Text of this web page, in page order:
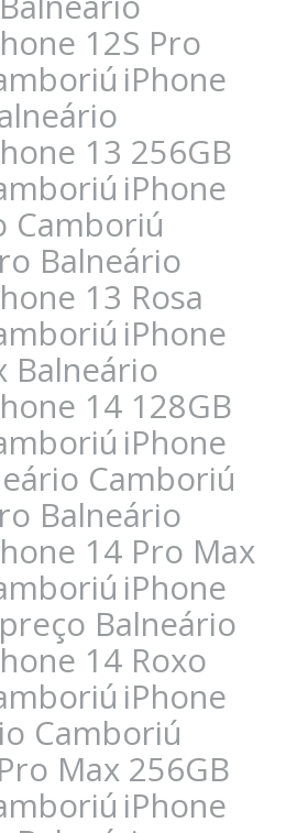
12S Pro
iPhone
13 256GB
iPhone
Camboriú
Balneário
13 Rosa
iPhone
Balneário
14 128GB
iPhone
Camboriú
Balneário
14 Pro Max
iPhone
Balneário
14 Roxo
iPhone
Camboriú
Max 256GB
iPhone